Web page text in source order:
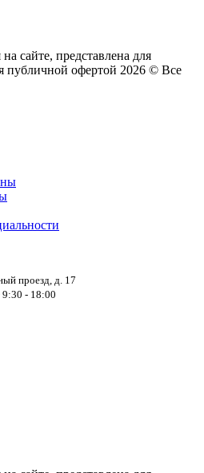
сайте, представлена для
публичной офертой 2026 © Все
проезд, д. 17
- 18:00